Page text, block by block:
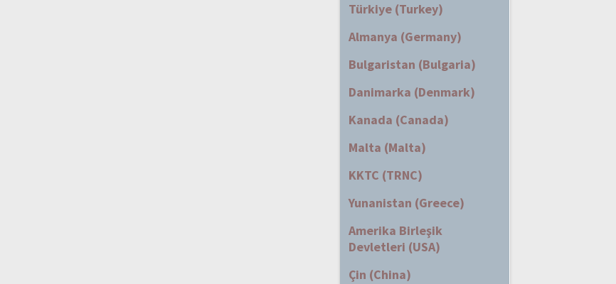
Türkiye (Turkey)
Almanya (Germany)
Bulgaristan (Bulgaria)
Danimarka (Denmark)
Kanada (Canada)
Malta (Malta)
KKTC (TRNC)
Yunanistan (Greece)
Amerika Birleşik
Devletleri (USA)
Çin (China)